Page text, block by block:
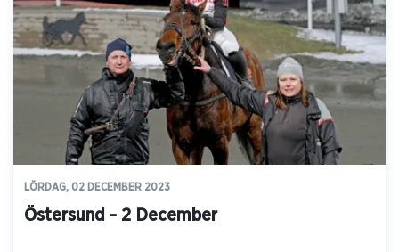
LÖRDAG, 02 DECEMBER 2023
Östersund - 2 December